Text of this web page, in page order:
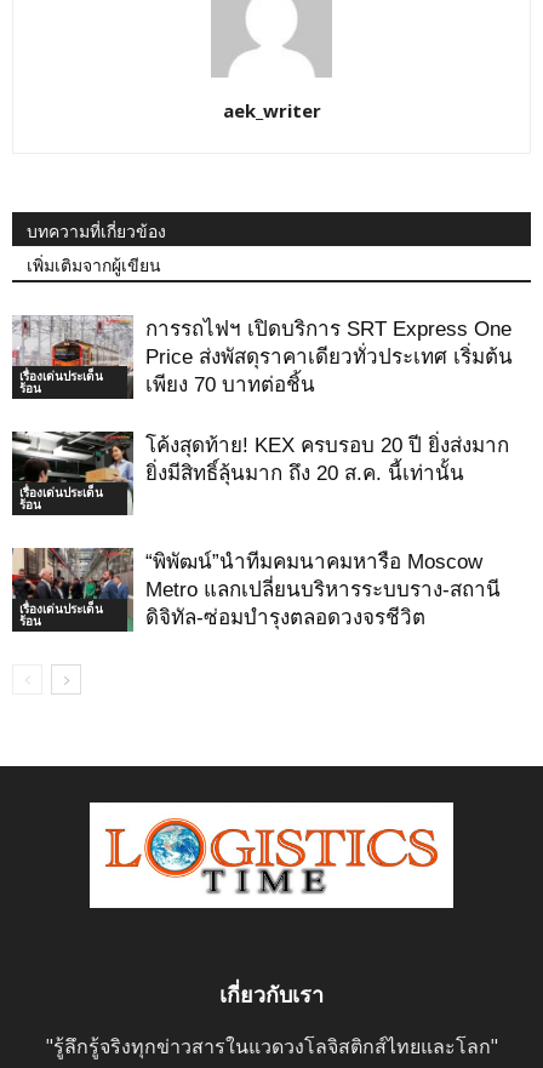
aek_writer
บทความที่เกี่ยวข้อง
เพิ่มเติมจากผู้เขียน
เรื่องเด่นประเด็น
ร้อน
การรถไฟฯ เปิดบริการ SRT Express One
Price ส่งพัสดุราคาเดียวทั่วประเทศ เริ่มต้น
เพียง 70 บาทต่อชิ้น
เรื่องเด่นประเด็น
ร้อน
โค้งสุดท้าย! KEX ครบรอบ 20 ปี ยิ่งส่งมาก
ยิ่งมีสิทธิ์ลุ้นมาก ถึง 20 ส.ค. นี้เท่านั้น
เรื่องเด่นประเด็น
ร้อน
“พิพัฒน์”นำทีมคมนาคมหารือ Moscow
Metro แลกเปลี่ยนบริหารระบบราง-สถานี
ดิจิทัล-ซ่อมบำรุงตลอดวงจรชีวิต
เกี่ยวกับเรา
"รู้ลึกรู้จริงทุกข่าวสารในแวดวงโลจิสติกส์ไทยและโลก"